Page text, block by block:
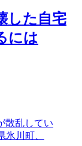
した自宅
には